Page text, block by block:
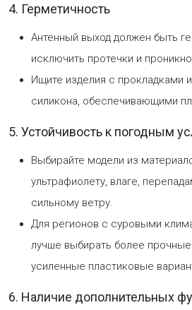
4. Герметичность
Антенный выход должен быть
исключить протечки и
Ищите изделия с прокладками
силикона, обеспечивающими
5. Устойчивость к погодным
Выбирайте модели из
ультрафиолету, влаге,
сильному ветру.
Для регионов с суровыми
лучше выбирать более
усиленные пластиковые
6. Наличие дополнительных